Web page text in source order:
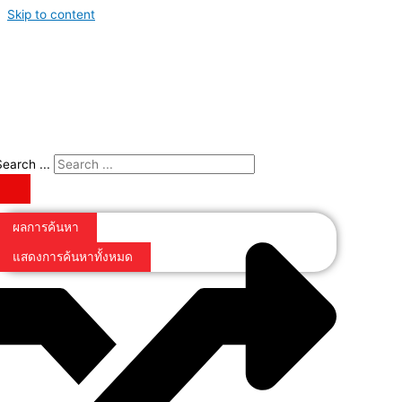
Skip to content
...
ผลการค้นหา
แสดงการค้นหาทั้งหมด